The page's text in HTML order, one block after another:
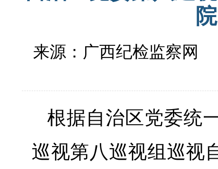
来源：广西纪检监察网
根据自治区党委统
巡视第八巡视组巡视